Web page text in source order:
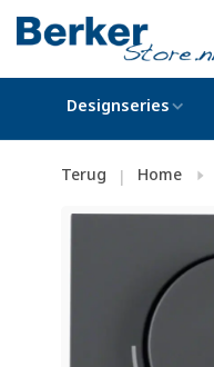
Designseries
Terug | Home